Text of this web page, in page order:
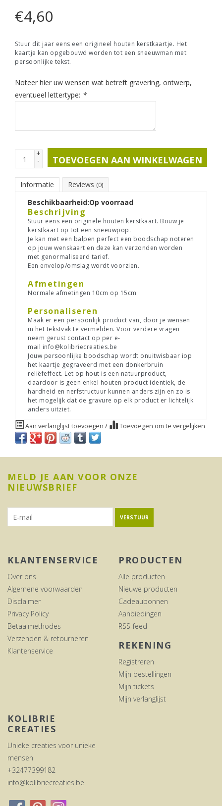
€4,60
Stuur dit jaar eens een origineel houten kerstkaartje. Het
kaartje kan opgebouwd worden tot een sneeuwman met
persoonlijke tekst.
Noteer hier uw wensen wat betreft gravering, ontwerp,
eventueel lettertype: *
+
- TOEVOEGEN AAN WINKELWAGEN
Informatie Reviews (0)
Beschikbaarheid:Op voorraad
Beschrijving
Stuur eens een originele houten kerstkaart. Bouw je
kerstkaart op tot een sneeuwpop.
Je kan met een balpen perfect een boodschap noteren
op jouw wenskaart en deze kan verzonden worden
met genormaliseerd tarief.
Een envelop/omslag wordt voorzien.
Afmetingen
Normale afmetingen 10cm op 15cm
Personaliseren
Maak er een persoonlijk product van, door je wensen
in het tekstvak te vermelden. Voor verdere vragen
neem gerust contact op per e-
mail info@kolibriecreaties.be
Jouw persoonlijke boodschap wordt onuitwisbaar iop
het kaartje gegraveerd met een donkerbruin
reliëfeffect. Let op hout is een natuurproduct,
daardoor is geen enkel houten product identiek, de
hardheid en nerfstructuur kunnen anders zijn en zo is
het mogelijk dat de gravure op elk product er lichtelijk
anders uitziet.
Aan verlanglijst toevoegen / Toevoegen om te vergelijken
MELD JE AAN VOOR ONZE
NIEUWSBRIEF
VERSTUUR
KLANTENSERVICE
Over ons
Algemene voorwaarden
Disclaimer
Privacy Policy
Betaalmethodes
Verzenden & retourneren
Klantenservice
PRODUCTEN
Alle producten
Nieuwe producten
Cadeaubonnen
Aanbiedingen
RSS-feed
REKENING
Registreren
Mijn bestellingen
Mijn tickets
Mijn verlanglijst
KOLIBRIE
CREATIES
Unieke creaties voor unieke
mensen
+32477399182
info@kolibriecreaties.be